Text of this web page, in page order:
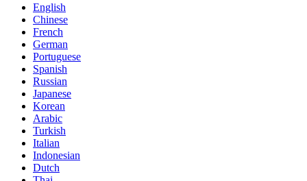
English
Chinese
French
German
Portuguese
Spanish
Russian
Japanese
Korean
Arabic
Turkish
Italian
Indonesian
Dutch